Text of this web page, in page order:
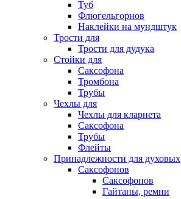
Туб
Флюгельгорнов
Наклейки на мундштук
Трости для
Трости для дудука
Стойки для
Саксофона
Тромбона
Трубы
Чехлы для
Чехлы для кларнета
Саксофона
Трубы
Флейты
Принадлежности для духовых
Саксофонов
Саксофонов
Гайтаны, ремни